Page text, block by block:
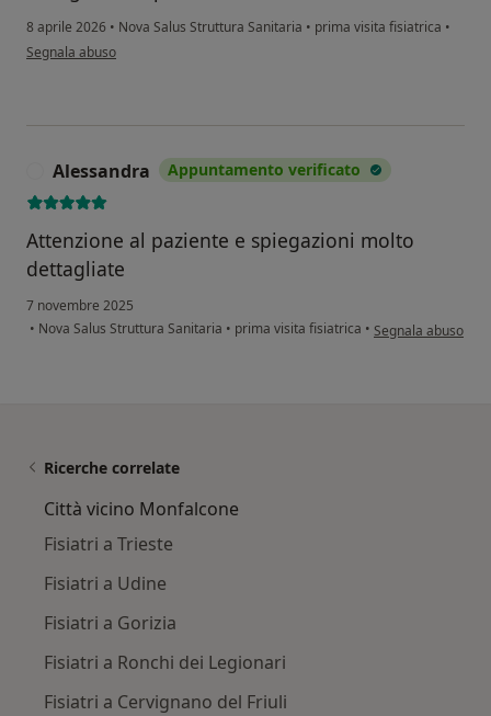
8 aprile 2026 • Nova Salus Struttura Sanitaria • prima visita fisiatrica •
secondo l'opinione dell'utente Claudia D.
Segnala abuso
Alessandra Appuntamento verificato
Attenzione al paziente e spiegazioni molto
dettagliate
7 novembre 2025
• Nova Salus Struttura Sanitaria • prima visita fisiatrica • secondo
Segnala abuso
Ricerche correlate
Città vicino Monfalcone
Fisiatri a Trieste
Fisiatri a Udine
Fisiatri a Gorizia
Fisiatri a Ronchi dei Legionari
Fisiatri a Cervignano del Friuli